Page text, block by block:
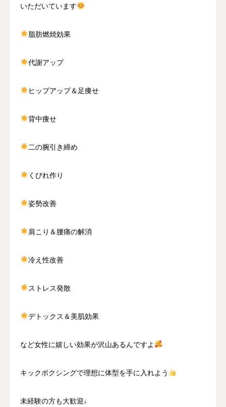
いただいています
脂肪燃焼効果
代謝アップ
ヒップアップ＆足痩せ
背中痩せ
二の腕引き締め
くびれ作り
姿勢改善
肩こり＆腰痛の解消
冷え性改善
ストレス発散
デトックス＆美肌効果
など女性に嬉しい効果が沢山あるんですよ
キックボクシングで理想に体型を手に入れよう
未経験の方も大歓迎♩